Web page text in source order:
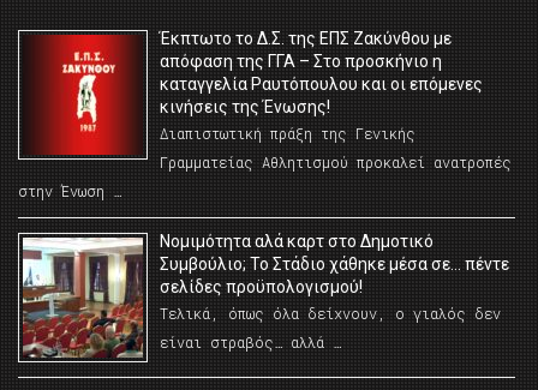
Έκπτωτο το Δ.Σ. της ΕΠΣ Ζακύνθου με
απόφαση της ΓΓΑ – Στο προσκήνιο η
καταγγελία Ραυτόπουλου και οι επόμενες
κινήσεις της Ένωσης!
Διαπιστωτική πράξη της Γενικής
Γραμματείας Αθλητισμού προκαλεί ανατροπές
στην Ένωση …
Νομιμότητα αλά καρτ στο Δημοτικό
Συμβούλιο; Το Στάδιο χάθηκε μέσα σε… πέντε
σελίδες προϋπολογισμού!
Τελικά, όπως όλα δείχνουν, ο γιαλός δεν
είναι στραβός… αλλά …